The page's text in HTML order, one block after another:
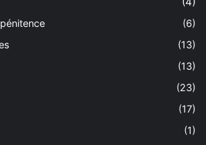
(6)
(13)
(13)
(23)
(17)
(1)